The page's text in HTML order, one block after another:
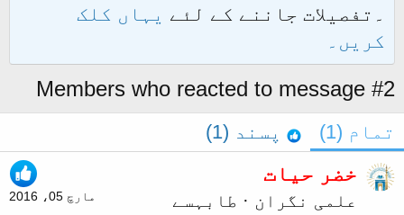
۔تفصیلات جاننے کے لئے یہاں کلک
کریں۔
Members who reacted to message #2
تمام (1) پسند (1)
مارچ 05، 2016
خضر حیات
علمی نگران · طابہ سے